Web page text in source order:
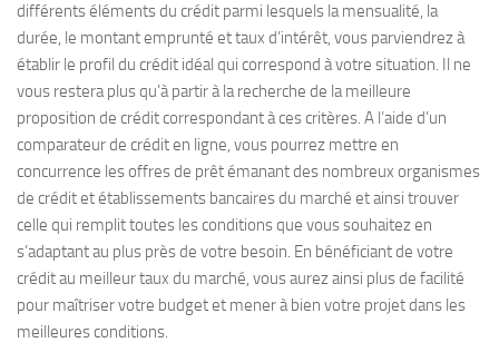
différents éléments du crédit parmi lesquels la mensualité, la
durée, le montant emprunté et taux d’intérêt, vous parviendrez à
établir le profil du crédit idéal qui correspond à votre situation. Il ne
vous restera plus qu’à partir à la recherche de la meilleure
proposition de crédit correspondant à ces critères. A l’aide d’un
comparateur de crédit en ligne, vous pourrez mettre en
concurrence les offres de prêt émanant des nombreux organismes
de crédit et établissements bancaires du marché et ainsi trouver
celle qui remplit toutes les conditions que vous souhaitez en
s’adaptant au plus près de votre besoin. En bénéficiant de votre
crédit au meilleur taux du marché, vous aurez ainsi plus de facilité
pour maîtriser votre budget et mener à bien votre projet dans les
meilleures conditions.